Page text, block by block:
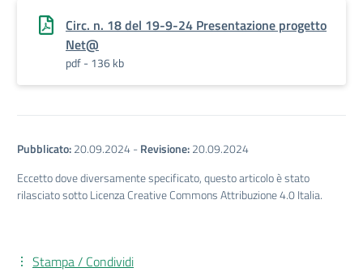
Circ. n. 18 del 19-9-24 Presentazione progetto
Net@
pdf - 136 kb
Pubblicato:20.09.2024-Revisione:20.09.2024
Eccetto dove diversamente specificato, questo articolo è stato
rilasciato sotto Licenza Creative Commons Attribuzione 4.0 Italia.
Stampa / Condividi